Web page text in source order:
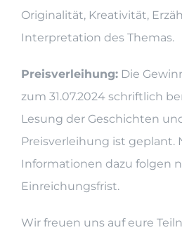
Originalität, Kreativität,
Interpretation des Themas.
Preisverleihung: Die
zum 31.07.2024 schriftlich
Lesung der Geschichten
Preisverleihung ist geplant.
Informationen dazu folgen
Einreichungsfrist.
Wir freuen uns auf eure